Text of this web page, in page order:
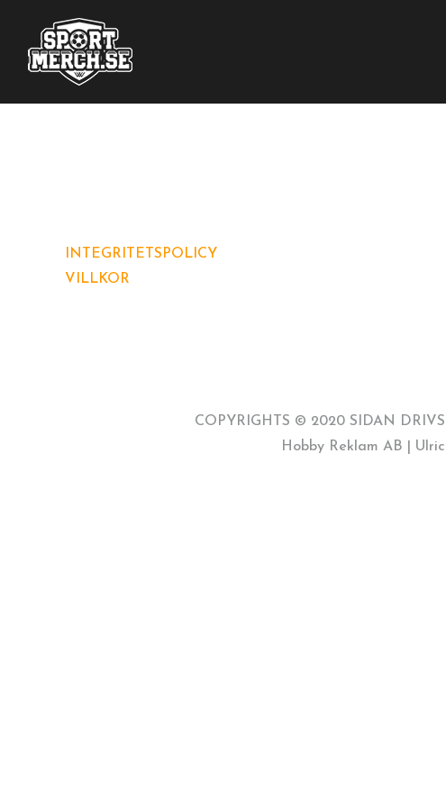
INTEGRITETSPOLICY
VILLKOR
COPYRIGHTS © 2020 SIDAN
Hobby Reklam AB |